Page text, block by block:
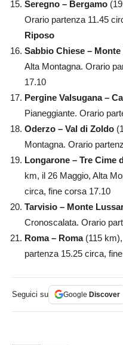
Seregno – Bergamo
Orario partenza 11.45
Riposo
Sabbio Chiese –
Alta Montagna. Orario
17.10
Pergine Valsugana –
Pianeggiante. Orario
Oderzo – Val di Zoldo
Montagna. Orario
Longarone – Tre Cime
km, il 26 Maggio, Alta
circa, fine corsa 17.10
Tarvisio – Monte
Cronoscalata. Orario
Roma – Roma(115 km),
partenza 15.25 circa,
Seguici su Google Discover